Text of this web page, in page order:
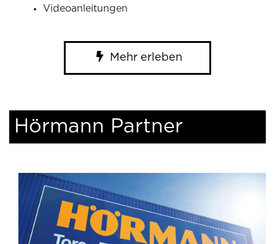
Videoanleitungen
Mehr erleben
Hörmann Partner